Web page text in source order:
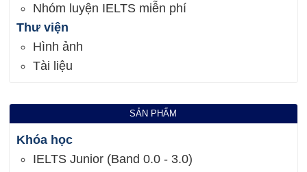
Nhóm luyện IELTS miễn phí
Thư viện
Hình ảnh
Tài liệu
SẢN PHẨM
Khóa học
IELTS Junior (Band 0.0 - 3.0)